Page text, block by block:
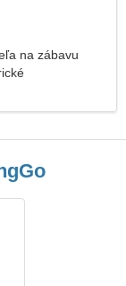
na zábavu